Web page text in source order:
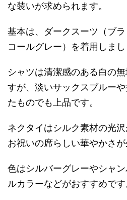
な装いが求められます。
基本は、ダークスーツ（ブ
コールグレー）を着用しまし
シャツは清潔感のある白の
すが、淡いサックスブルー
たものでも上品です。
ネクタイはシルク素材の光沢
お祝いの席らしい華やかさが
色はシルバーグレーやシャ
ルカラーなどがおすすめです